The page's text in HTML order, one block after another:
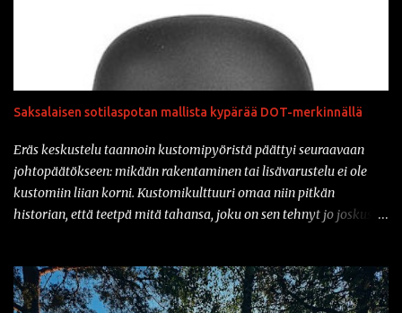
Saksalaisen sotilaspotan mallista kypärää DOT-merkinnällä
Eräs keskustelu taannoin kustomipyöristä päättyi seuraavaan
johtopäätökseen: mikään rakentaminen tai lisävarustelu ei ole
kustomiin liian korni. Kustomikulttuuri omaa niin pitkän
historian, että teetpä mitä tahansa, joku on sen tehnyt jo joskus
parin vuoden sisään nähtyä mm. prätkäliivi, mikä oli päällystetty
kokonaan kaljatölkin avausklipsuilla ja muuta vastaavaa.